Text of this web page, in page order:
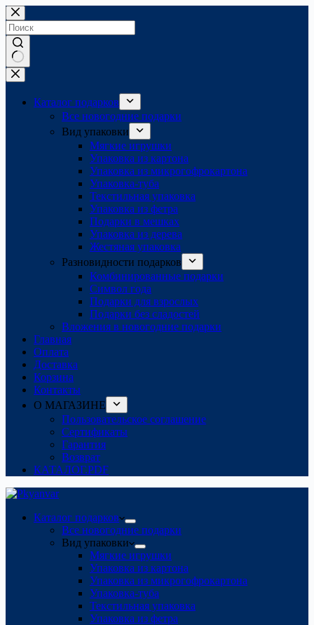
Перейти
к
сути
Ничего
не
найденоКаталог подарков
Все новогодние подарки
Вид упаковки
Мягкие игрушки
Упаковка из картона
Упаковка из микрогофрокартона
Упаковка-туба
Текстильная упаковка
Упаковка из фетра
Подарки в мешках
Упаковка из дерева
Жестяная упаковка
Разновидности подарков
Комбинированные подарки
Символ года
Подарки для взрослых
Подарки без сладостей
Вложения в новогодние подарки
Главная
Оплата
Доставка
Корзина
Контакты
О МАГАЗИНЕ
Пользовательское соглашение
Сертификаты
Гарантия
Возврат
КАТАЛОГ.PDF
Каталог подарков
Все новогодние подарки
Вид упаковки
Мягкие игрушки
Упаковка из картона
Упаковка из микрогофрокартона
Упаковка-туба
Текстильная упаковка
Упаковка из фетра